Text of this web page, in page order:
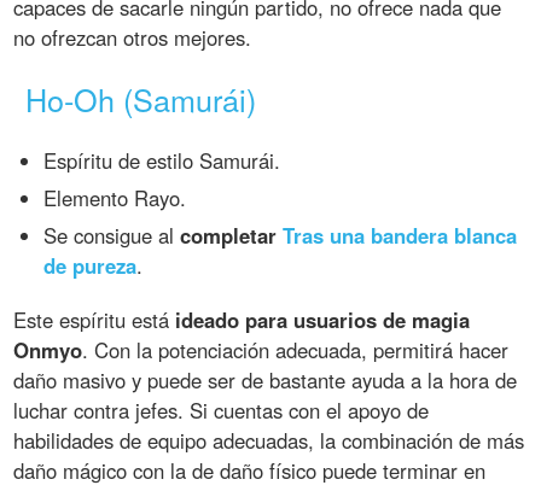
capaces de sacarle ningún partido, no ofrece nada que
no ofrezcan otros mejores.
Ho-Oh (Samurái)
Espíritu de estilo Samurái.
Elemento Rayo.
Se consigue alcompletarTras una bandera blanca
de pureza.
Este espíritu está ideado para usuarios de magia
Onmyo. Con la potenciación adecuada, permitirá hacer
daño masivo y puede ser de bastante ayuda a la hora de
luchar contra jefes. Si cuentas con el apoyo de
habilidades de equipo adecuadas, la combinación de más
daño mágico con la de daño físico puede terminar en